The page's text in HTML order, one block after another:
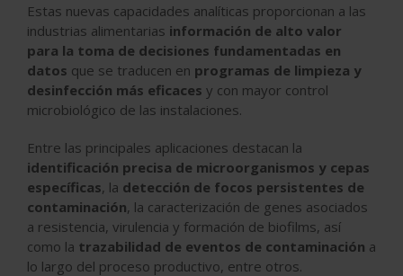
Estas nuevas capacidades analíticas proporcionan a las
industrias alimentarias información de alto valor
para la toma de decisiones fundamentadas en
datos que se traducen en programas de limpieza y
desinfección más eficaces y con mayor control
microbiológico de las instalaciones.
Entre las principales aplicaciones destacan la
identificación precisa de microorganismos y cepas
específicas, la detección de focos persistentes de
contaminación, la caracterización de genes asociados
a resistencia, virulencia y formación de biofilms, así
como la trazabilidad de eventos de contaminación a
lo largo del proceso productivo, entre otros.